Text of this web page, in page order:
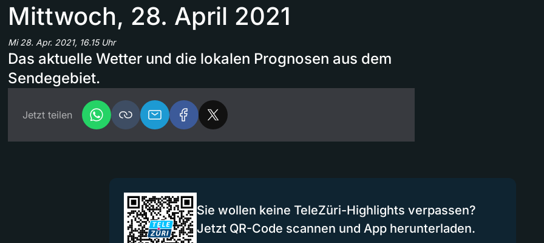
Mittwoch, 28. April 2021
Mi 28. Apr. 2021, 16.15 Uhr
Das aktuelle Wetter und die lokalen Prognosen aus dem
Sendegebiet.
Jetzt teilen
Sie wollen keine TeleZüri-Highlights verpassen?
Jetzt QR-Code scannen und App herunterladen.